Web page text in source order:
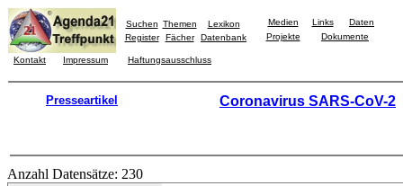
Suchen Themen
Lexikon
Register
Fächer Datenbank
Medien Links
Daten
Projekte
Dokumente
Kontakt Impressum Haftungsausschluss
Presseartikel Coronavirus SARS-CoV-2
Anzahl Datensätze: 230